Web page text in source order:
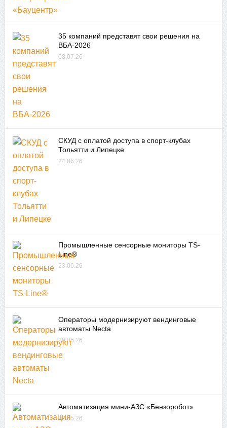
35 компаний представят свои решения на
ВБА-2026
08.07.26
СКУД с оплатой доступа в спорт-клубах
Тольятти и Липецке
24.06.26
Промышленные сенсорные мониторы TS-
Line®
23.06.26
Операторы модернизируют вендинговые
автоматы Necta
29.05.26
Автоматизация мини-АЗС «Бензоробот»
22.05.26